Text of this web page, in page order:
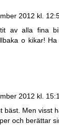
2012 kl.
av alla fina
o kikar!
2012 kl.
bäst. Men visst
och berättar